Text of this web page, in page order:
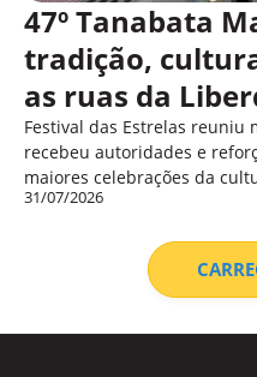
47º Tanabata
tradição,
as ruas da
Festival das Estrelas reuniu
recebeu autoridades e
maiores celebrações da
31/07/2026